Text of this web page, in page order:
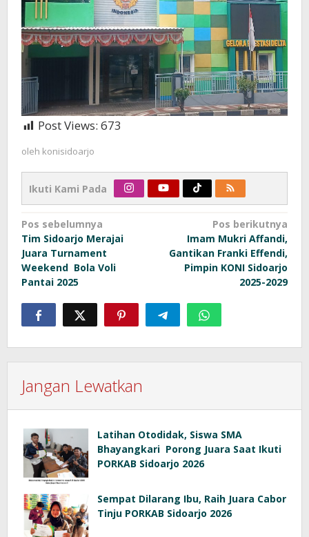
Post Views: 673
oleh konisidoarjo
Ikuti Kami Pada
Navigasi
pos
Pos sebelumnya
Tim Sidoarjo Merajai
Juara Turnament
Weekend Bola Voli
Pantai 2025
Pos berikutnya
Imam Mukri Affandi,
Gantikan Franki Effendi,
Pimpin KONI Sidoarjo
2025-2029
Jangan Lewatkan
Latihan Otodidak, Siswa SMA
Bhayangkari Porong Juara Saat Ikuti
PORKAB Sidoarjo 2026
Sempat Dilarang Ibu, Raih Juara Cabor
Tinju PORKAB Sidoarjo 2026